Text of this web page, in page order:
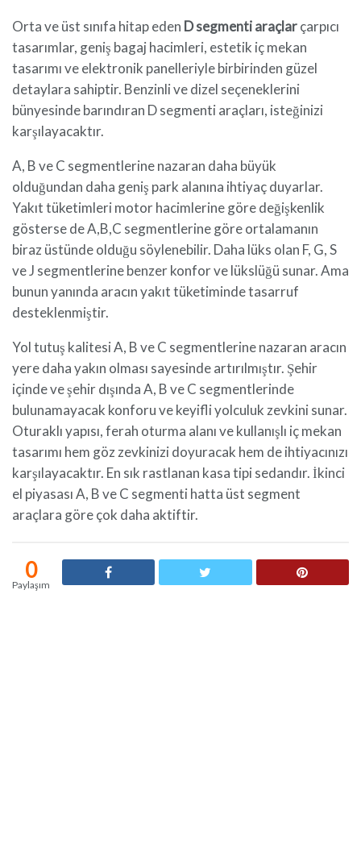
Orta ve üst sınıfa hitap eden D segmenti araçlarçarpıcı
tasarımlar, geniş bagaj hacimleri, estetik iç mekan
tasarımı ve elektronik panelleriyle birbirinden güzel
detaylara sahiptir. Benzinli ve dizel seçeneklerini
bünyesinde barındıran D segmenti araçları, isteğinizi
karşılayacaktır.
A, B ve C segmentlerine nazaran daha büyük
olduğundan daha geniş park alanına ihtiyaç duyarlar.
Yakıt tüketimleri motor hacimlerine göre değişkenlik
gösterse de A,B,C segmentlerine göre ortalamanın
biraz üstünde olduğu söylenebilir. Daha lüks olan F, G, S
ve J segmentlerine benzer konfor ve lükslüğü sunar. Ama
bunun yanında aracın yakıt tüketiminde tasarruf
desteklenmiştir.
Yol tutuş kalitesi A, B ve C segmentlerine nazaran aracın
yere daha yakın olması sayesinde artırılmıştır. Şehir
içinde ve şehir dışında A, B ve C segmentlerinde
bulunamayacak konforu ve keyifli yolculuk zevkini sunar.
Oturaklı yapısı, ferah oturma alanı ve kullanışlı iç mekan
tasarımı hem göz zevkinizi doyuracak hem de ihtiyacınızı
karşılayacaktır. En sık rastlanan kasa tipi sedandır. İkinci
el piyasası A, B ve C segmenti hatta üst segment
araçlara göre çok daha aktiftir.
0
Paylaşım